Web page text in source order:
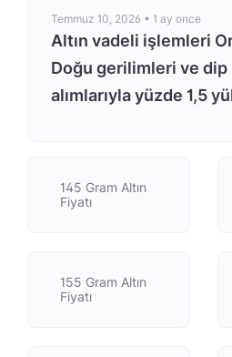
Temmuz 10, 2026 • 1 ay once
Altın vadeli işlemleri
Doğu gerilimleri ve dip
alımlarıyla yüzde 1,5
145 Gram Altın
Fiyatı
155 Gram Altın
Fiyatı